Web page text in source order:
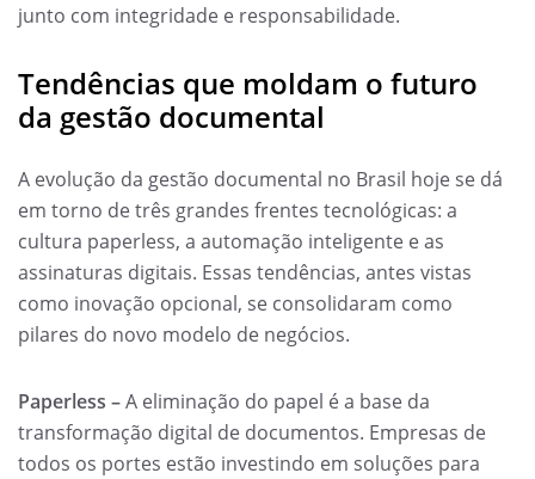
junto com integridade e responsabilidade.
Tendências que moldam o futuro
da gestão documental
A evolução da gestão documental no Brasil hoje se dá
em torno de três grandes frentes tecnológicas: a
cultura paperless, a automação inteligente e as
assinaturas digitais. Essas tendências, antes vistas
como inovação opcional, se consolidaram como
pilares do novo modelo de negócios.
Paperless –A eliminação do papel é a base da
transformação digital de documentos. Empresas de
todos os portes estão investindo em soluções para